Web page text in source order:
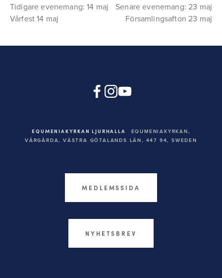
Tidigare evenemang: 14 maj
Vårfest 14 maj
Senare evenemang: 23 maj
Församlingsafton 23 maj
EQUMENIAKYRKAN LJURHALLA
EQUMENIAKYRKAN,
VÅRGÅRDA, VÄSTRA GÖTALANDS LÄN, 447 94, SWEDEN
MEDLEMSSIDA
NYHETSBREV